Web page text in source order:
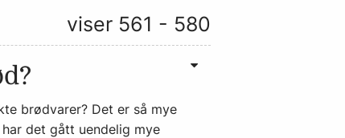
viser 561 - 580
brødvarer? Det er så mye
det gått uendelig mye